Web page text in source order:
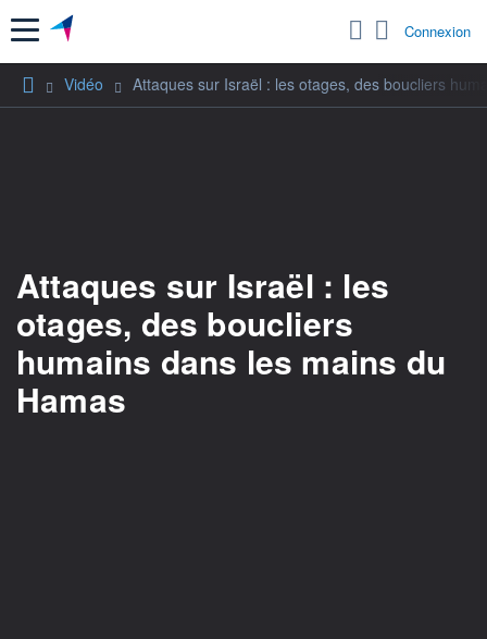
Menu Connexion
Vidéo Attaques sur Israël : les otages, des boucliers
Attaques sur Israël : les
otages, des boucliers
humains dans les mains du
Hamas